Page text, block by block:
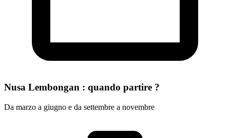
Nusa Lembongan : quando partire ?
Da marzo a giugno e da settembre a novembre